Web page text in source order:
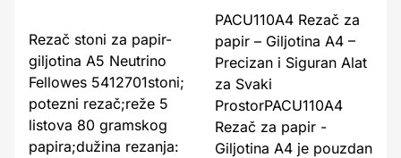
Rezač stoni za papir-
giljotina A5 Neutrino
Fellowes 5412701stoni;
potezni rezač;reže 5
listova 80 gramskog
papira;dužina rezanja:
PACU110A4 Rezač za
papir – Giljotina A4 –
Precizan i Siguran Alat
za Svaki
ProstorPACU110A4
Rezač za papir -
Giljotina A4 je pouzdan